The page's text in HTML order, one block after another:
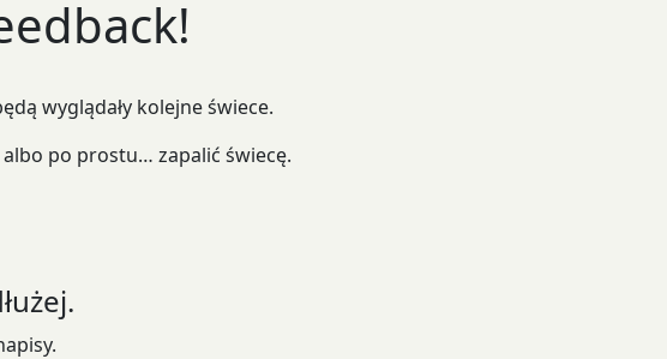
wyglądały kolejne świece.
po prostu… zapalić świecę.